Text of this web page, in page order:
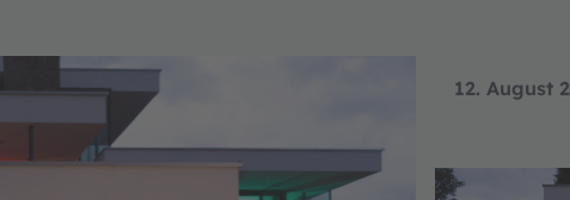
12. August